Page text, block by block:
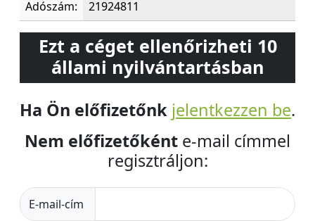
Adószám:
21924811
Ezt a céget ellenőrizheti 10
állami nyilvántartásban
Ha Ön előfizetőnk jelentkezzen be.
Nem előfizetőként e-mail címmel
regisztráljon:
E-mail-cím